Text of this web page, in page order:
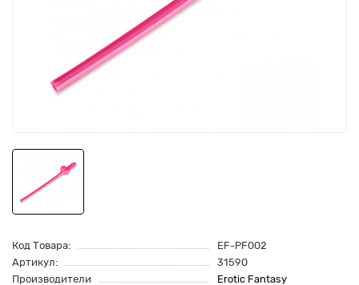
Код Товара:
EF-PF002
Артикул:
31590
Производители
Erotic Fantasy